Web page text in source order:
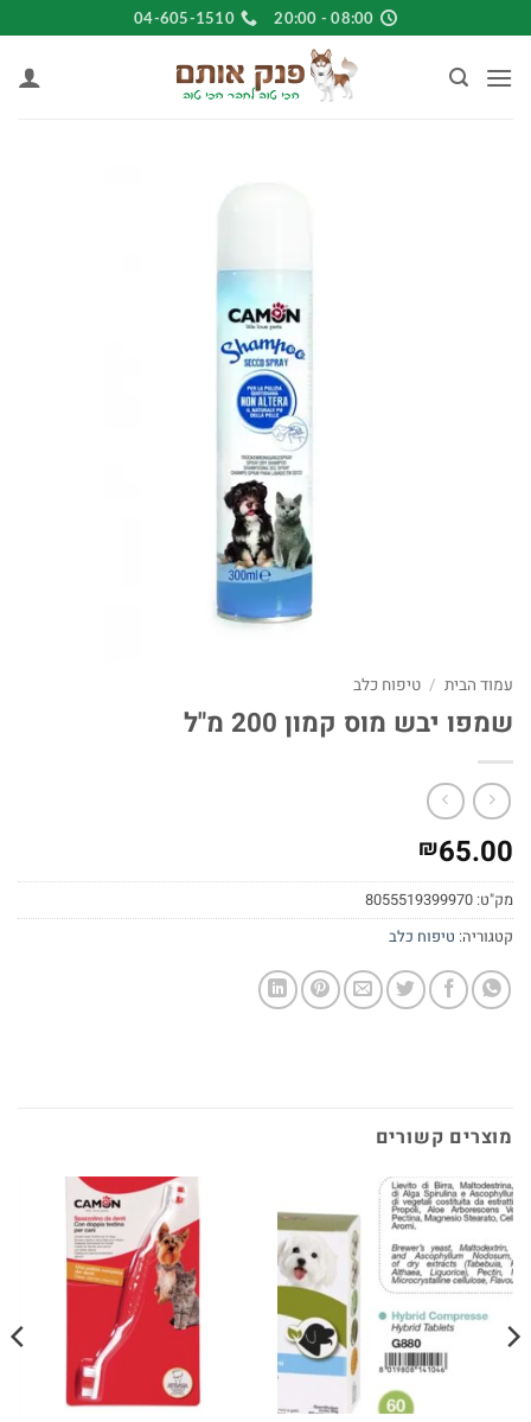
to
content
08:00 - 20:00
04-605-1510
עמוד הבית / טיפוח כלב
שמפו יבש מוס קמון 200 מ"ל
₪65.00
מק"ט: 8055519399970
קטגוריה: טיפוח כלב
מוצרים קשורים